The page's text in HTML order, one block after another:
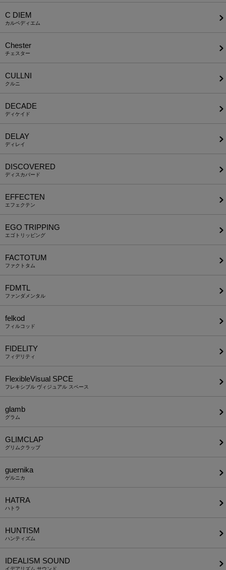
C DIEM
カルペディエム
Chester
チェスター
CULLNI
クルニ
DECADE
ディケイド
DELAY
ディレイ
DISCOVERED
ディスカバード
EFFECTEN
エフェクテン
EGO TRIPPING
エゴトリッピング
FACTOTUM
ファクトタム
FDMTL
ファンダメンタル
felkod
フィルコッド
FIDELITY
フィデリティ
FlexibleVisual SPCE
フレキシブル ヴィジュアル スペース
glamb
グラム
GLIMCLAP
グリムクラップ
guernika
ゲルニカ
HATRA
ハトラ
HUNTISM
ハンティズム
IDEALISM SOUND
イデアリズム サウンド